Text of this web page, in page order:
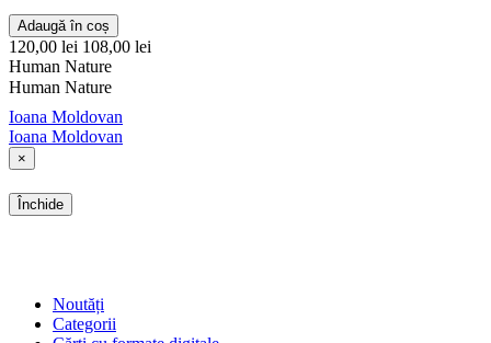
Adaugă în coș
120,00 lei 108,00 lei
Human Nature
Human Nature
Ioana Moldovan
Ioana Moldovan
×
Închide
Noutăți
Categorii